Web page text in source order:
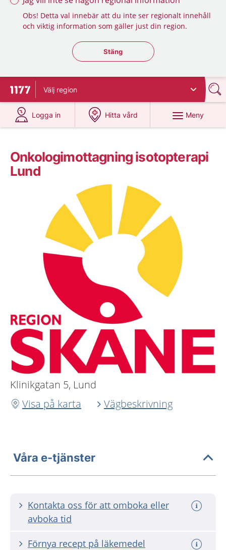
Obs! Detta val innebär att du inte ser regionalt innehåll
och viktig information som gäller just din region.
Stäng regionsväljaren
Stäng
Till startsidan för 1177
Välj region
Logga in
på 1177.se
Hitta vård
på 1177.se
Meny
Onkologimottagning isotopterapi
Lund
Klinikgatan 5, Lund
Visa på karta
Vägbeskrivning
Våra e-tjänster
Kontakta oss för att omboka eller
avboka tid
Förnya recept på läkemedel